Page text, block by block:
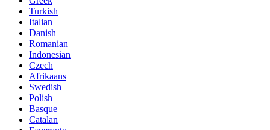
Turkish
Italian
Danish
Romanian
Indonesian
Czech
Afrikaans
Swedish
Polish
Basque
Catalan